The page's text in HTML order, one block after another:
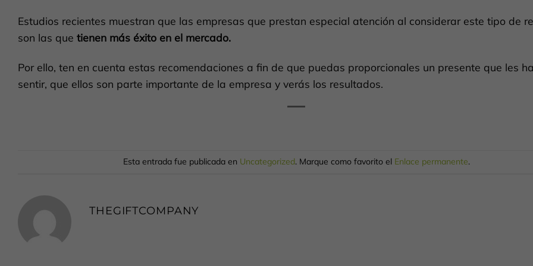
Estudios recientes muestran que las empresas que prestan especial atención al considerar este tipo de
son las que tienen más éxito en el mercado.
Por ello, ten en cuenta estas recomendaciones a fin de que puedas proporcionales un presente que les
sentir, que ellos son parte importante de la empresa y verás los resultados.
Esta entrada fue publicada en Uncategorized. Marque como favorito el Enlace permanente.
THEGIFTCOMPANY